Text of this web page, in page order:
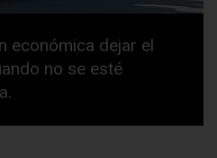
económica dejar el
no se esté